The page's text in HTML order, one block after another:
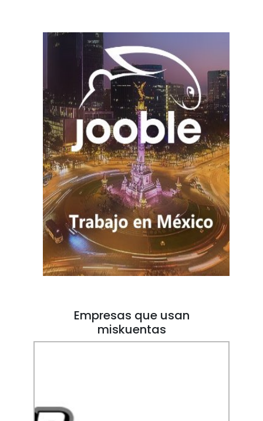
Empresas que usan
miskuentas